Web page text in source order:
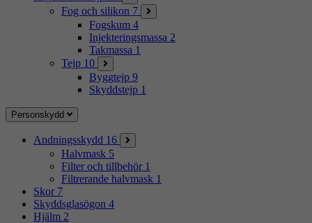
Fog och silikon 7
Fogskum 4
Injekteringsmassa 2
Takmassa 1
Tejp 10
Byggtejp 9
Skyddstejp 1
Personskydd
Andningsskydd 16
Halvmask 5
Filter och tillbehör 1
Filtrerande halvmask 1
Skor 7
Skyddsglasögon 4
Hjälm 2